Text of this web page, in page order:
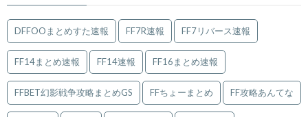
DFFOOまとめすた速報 FF7R速報 FF7リバース速報
FF14まとめ速報 FF14速報 FF16まとめ速報
FFBET幻影戦争攻略まとめGS FFちょーまとめ FF攻略あんてな